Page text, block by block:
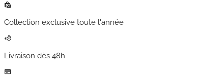
Collection exclusive toute l'année
Livraison dès 48h